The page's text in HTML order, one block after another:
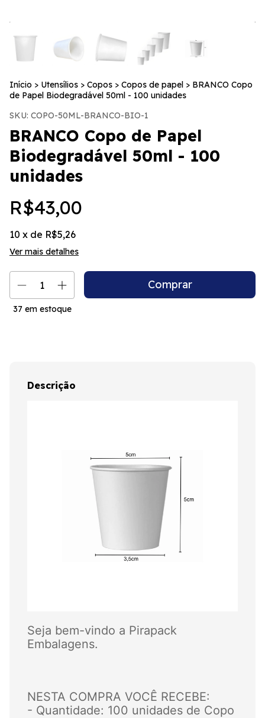
Início > Utensílios > Copos > Copos de papel > BRANCO Copo
de Papel Biodegradável 50ml - 100 unidades
SKU: COPO-50ML-BRANCO-BIO-1
BRANCO Copo de Papel
Biodegradável 50ml - 100
unidades
R$43,00
10 x de R$5,26
Ver mais detalhes
37em estoque
Descrição
Seja bem-vindo a Pirapack
Embalagens.
NESTA COMPRA VOCÊ RECEBE:
- Quantidade: 100 unidades de Copo